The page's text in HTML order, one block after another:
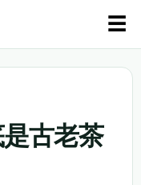
☰
古老茶